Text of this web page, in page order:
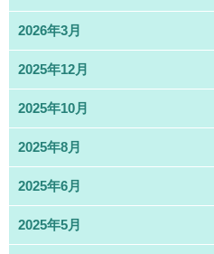
2026年3月
2025年12月
2025年10月
2025年8月
2025年6月
2025年5月